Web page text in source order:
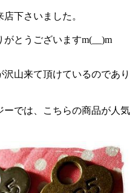
下さいました。
とうございますm(__)m
山来て頂けているのであり
では、こちらの商品が人気